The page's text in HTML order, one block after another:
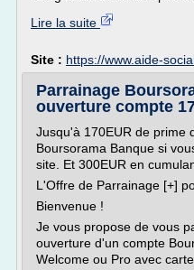
Lire la suite
Site : https://www.aide-
Parrainage
ouverture compte
Jusqu'à 170EUR de prime
Boursorama Banque si
site. Et 300EUR en
L'Offre de Parrainage [+]
Bienvenue !
Je vous propose de vous
ouverture d'un compte
Welcome ou Pro avec